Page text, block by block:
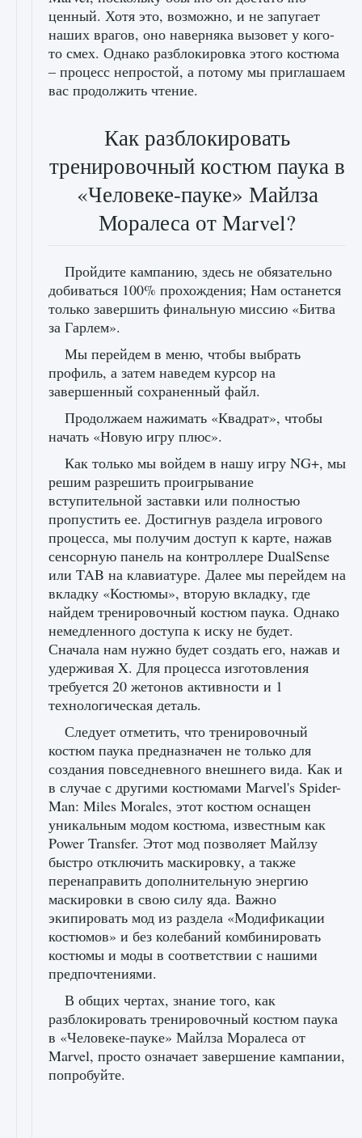
ценный. Хотя это, возможно, и не запугает
наших врагов, оно наверняка вызовет у кого-
то смех. Однако разблокировка этого костюма
– процесс непростой, а потому мы приглашаем
вас продолжить чтение.
Как разблокировать
тренировочный костюм паука в
«Человеке-пауке» Майлза
Моралеса от Marvel?
Пройдите кампанию, здесь не обязательно
добиваться 100% прохождения; Нам останется
только завершить финальную миссию «Битва
за Гарлем».
Мы перейдем в меню, чтобы выбрать
профиль, а затем наведем курсор на
завершенный сохраненный файл.
Продолжаем нажимать «Квадрат», чтобы
начать «Новую игру плюс».
Как только мы войдем в нашу игру NG+, мы
решим разрешить проигрывание
вступительной заставки или полностью
пропустить ее. Достигнув раздела игрового
процесса, мы получим доступ к карте, нажав
сенсорную панель на контроллере DualSense
или TAB на клавиатуре. Далее мы перейдем на
вкладку «Костюмы», вторую вкладку, где
найдем тренировочный костюм паука. Однако
немедленного доступа к иску не будет.
Сначала нам нужно будет создать его, нажав и
удерживая X. Для процесса изготовления
требуется 20 жетонов активности и 1
технологическая деталь.
Следует отметить, что тренировочный
костюм паука предназначен не только для
создания повседневного внешнего вида. Как и
в случае с другими костюмами Marvel's Spider-
Man: Miles Morales, этот костюм оснащен
уникальным модом костюма, известным как
Power Transfer. Этот мод позволяет Майлзу
быстро отключить маскировку, а также
перенаправить дополнительную энергию
маскировки в свою силу яда. Важно
экипировать мод из раздела «Модификации
костюмов» и без колебаний комбинировать
костюмы и моды в соответствии с нашими
предпочтениями.
В общих чертах, знание того, как
разблокировать тренировочный костюм паука
в «Человеке-пауке» Майлза Моралеса от
Marvel, просто означает завершение кампании,
попробуйте.